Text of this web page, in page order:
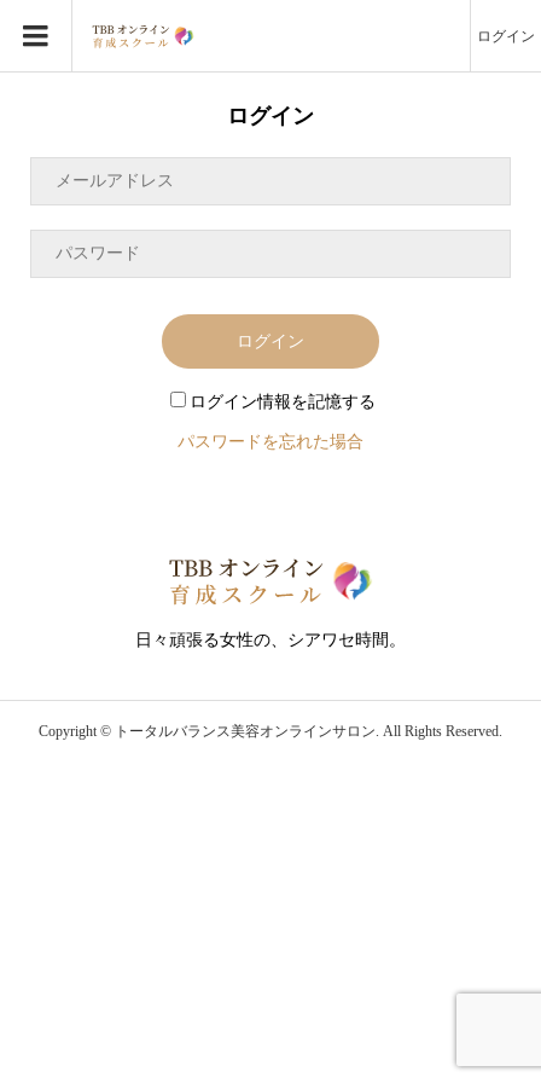
ログイン
ログイン
ログイン
ログイン情報を記憶する
パスワードを忘れた場合
日々頑張る女性の、シアワセ時間。
Copyright © トータルバランス美容オンラインサロン. All Rights Reserved.